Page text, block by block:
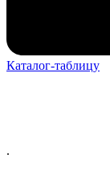
Каталог-таблицу
.